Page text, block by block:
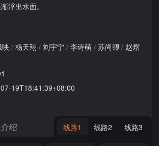
浮出水面。
映 / 杨天翔 / 刘宇宁 / 李诗萌 / 苏尚卿 / 赵熠
19T18:41:39+08:00
绍 线路1 线路2 线路3